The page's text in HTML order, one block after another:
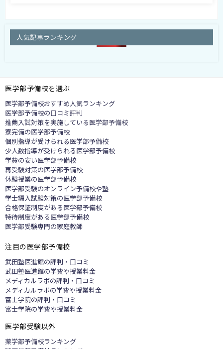
人気記事ランキング
医学部予備校を選ぶ
医学部予備校おすすめ人気ランキング
医学部予備校の口コミ評判
推薦入試対策を実施している医学部予備校
寮完備の医学部予備校
個別指導が受けられる医学部予備校
少人数指導が受けられる医学部予備校
学費の安い医学部予備校
再受験対策の医学部予備校
体験授業の医学部予備校
医学部受験のオンライン予備校や塾
学士編入試験対策の医学部予備校
合格保証制度がある医学部予備校
特待制度がある医学部予備校
医学部受験専門の家庭教師
注目の医学部予備校
武田塾医進館の評判・口コミ
武田塾医進館の学費や授業料金
メディカルラボの評判・口コミ
メディカルラボの学費や授業料金
富士学院の評判・口コミ
富士学院の学費や授業料金
医学部受験以外
​​薬学部予備校ランキング